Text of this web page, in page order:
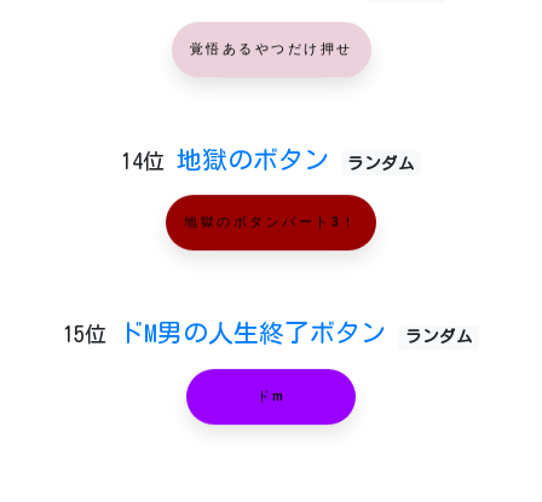
覚悟あるやつだけ押せ
14位 地獄のボタン ランダム
地獄のボタンパート3！
15位 ドM男の人生終了ボタン ランダム
ドm